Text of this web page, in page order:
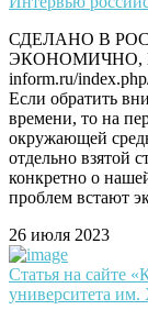
СДЕЛАНО В
ЭКОНОМИЧНО,
inform.ru/
Если обратить
времени, то на
окружающей
отдельно взятой
конкретно о
проблем встают
26 июля 2023
Статья на сайте
университета